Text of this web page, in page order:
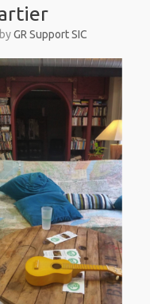
byGR Support SIC